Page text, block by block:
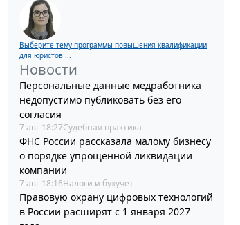
Выберите тему программы повышения квалификации
для юристов ...
Новости
Персональные данные медработника
недопустимо публиковать без его
согласия
7 авг 18:27Судебная практика
ФНС России рассказала малому бизнесу
о порядке упрощенной ликвидации
компании
7 авг 18:16Налоги и бухучет
Правовую охрану цифровых технологий
в России расширят с 1 января 2027